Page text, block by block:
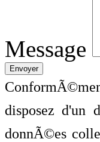
Message
disposez d'un
donnÃ©es